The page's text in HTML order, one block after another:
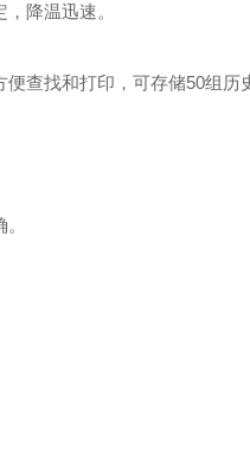
降温迅速。
查找和打印，可存储50组历